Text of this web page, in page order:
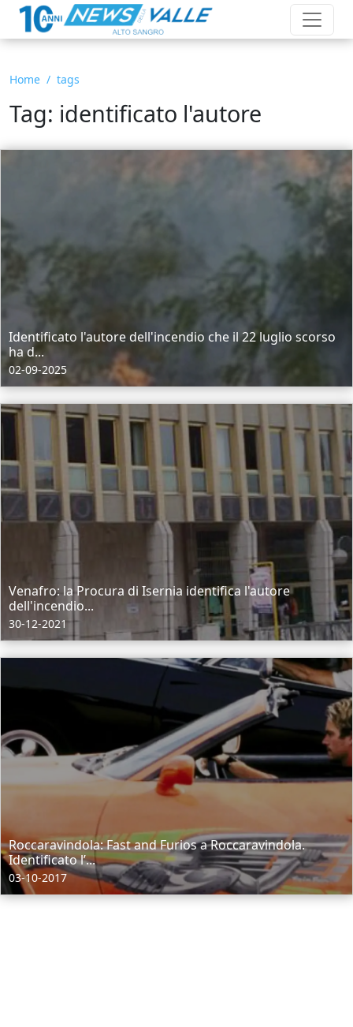
Home tags
Tag: identificato l'autore
Identificato l'autore dell'incendio che il 22 luglio scorso
ha d...
02-09-2025
Venafro: la Procura di Isernia identifica l'autore
dell'incendio...
30-12-2021
Roccaravindola: Fast and Furios a Roccaravindola.
Identificato l’...
03-10-2017